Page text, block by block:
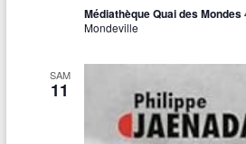
Médiathèque Quai des Mondes
Mondeville
SAM
11